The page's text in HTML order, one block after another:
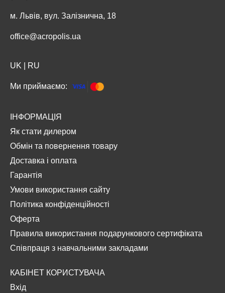
м. Львів, вул. Залізнична, 18
office@acropolis.ua
UK RU
Ми приймаємо:
ІНФОРМАЦІЯ
Як стати дилером
Обмін та повернення товару
Доставка і оплата
Гарантія
Умови використання сайту
Політика конфіденційності
Оферта
Правила використання подарункового сертифіката
Співпраця з навчальними закладами
КАБІНЕТ КОРИСТУВАЧА
Вхід